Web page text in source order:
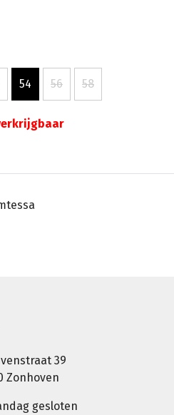
54 56 58
39
Zonhoven
gesloten